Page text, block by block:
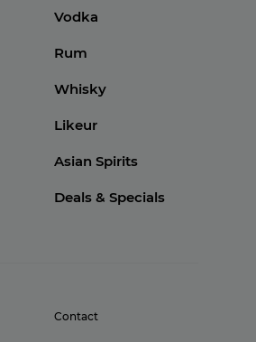
Vodka
Rum
Whisky
Likeur
Asian Spirits
Deals & Specials
Contact